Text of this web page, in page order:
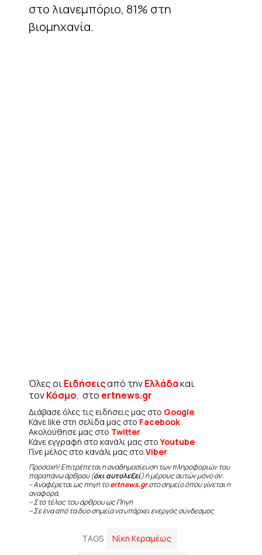
στο λιανεμπόριο, 81% στη
βιομηχανία.
Όλες οιΕιδήσειςαπό τηνΕλλάδακαι
τονΚόσμο, στο ertnews.gr
Διάβασε όλες τις ειδήσεις μας στο Google
Κάνε like στη σελίδα μας στο Facebook
Ακολούθησε μας στο Twitter
Κάνε εγγραφή στο κανάλι μας στοYoutube
Γίνε μέλος στο κανάλι μας στο Viber
Προσοχή! Επιτρέπεται η αναδημοσίευση των πληροφοριών του
παραπάνω άρθρου (όχι αυτολεξεί) ή μέρους αυτών μόνο αν:
– Αναφέρεται ως πηγή τοertnews.grστο σημείο όπου γίνεται η
αναφορά.
– Στο τέλος του άρθρου ως Πηγή
– Σε ένα από τα δύο σημεία να υπάρχει ενεργός σύνδεσμος
TAGS Νίκη Κεραμέως